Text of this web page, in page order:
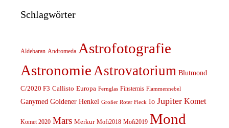
Schlagwörter
Aldebaran Andromeda Astrofotografie
AstronomieAstrovatorium Blutmond
C/2020 F3 Callisto Europa Fernglas Finsternis Flammennebel
Ganymed Goldener Henkel Großer Roter Fleck Io Jupiter Komet
Komet 2020 Mars Merkur Mofi2018 Mofi2019 Mond